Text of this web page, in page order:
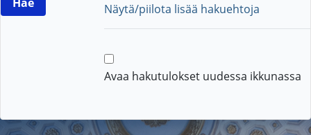
Näytä/piilota lisää hakuehtoja
Avaa hakutulokset uudessa ikkunassa